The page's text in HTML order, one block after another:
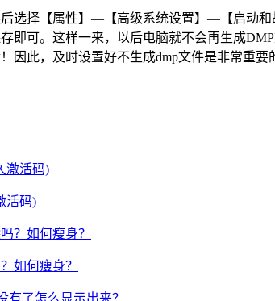
选择【属性】—【高级系统设置】—【启动
即可。这样一来，以后电脑就不会再生成
因此，及时设置好不生成dmp文件是非常重要
活码)
如何瘦身？